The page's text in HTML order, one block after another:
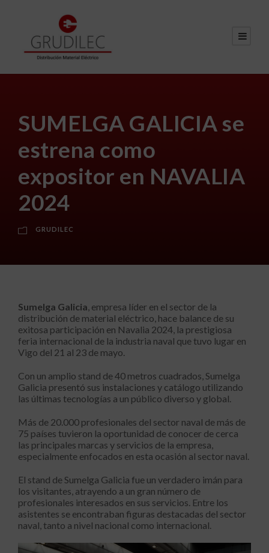
SUMELGA GALICIA se
estrena como
expositor en NAVALIA
2024
GRUDILEC
Sumelga Galicia, empresa líder en el sector de la
distribución de material eléctrico, hace balance de su
exitosa participación en Navalia 2024, la prestigiosa
feria internacional de la industria naval que tuvo lugar en
Vigo del 21 al 23 de mayo.
Con un amplio stand de 40 metros cuadrados, Sumelga
Galicia presentó sus instalaciones y catálogo utilizando
las últimas tecnologías a un público diverso y global.
Más de 20.000 profesionales del sector naval de más de
75 países tuvieron la oportunidad de conocer de cerca
las principales marcas y servicios de la empresa,
especialmente enfocados en esta ocasión al sector naval.
El stand de Sumelga Galicia fue un verdadero imán para
los visitantes, atrayendo a un gran número de
profesionales interesados en sus servicios. Entre los
asistentes se encontraban figuras destacadas del sector
naval, tanto a nivel nacional como internacional.